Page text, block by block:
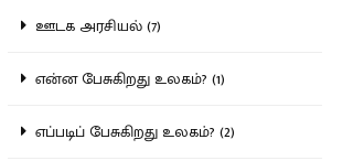
ஊடக அரசியல் (7)
என்ன பேசுகிறது உலகம்? (1)
எப்படிப் பேசுகிறது உலகம்? (2)